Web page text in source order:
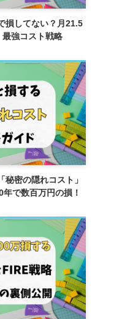
損してない？月21.5
強コスト戦略
秘密の隠れコスト」
で数百万円の損！